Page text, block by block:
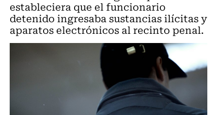
estableciera que el funcionario
detenido ingresaba sustancias ilícitas y
aparatos electrónicos al recinto penal.